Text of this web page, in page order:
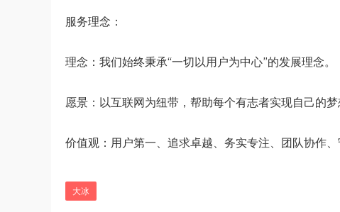
服务理念：
理念：我们始终秉承“一切以用户为中心”的发展理念。
愿景：以互联网为纽带，帮助每个有志者实现自己的
价值观：用户第一、追求卓越、务实专注、团队协作、
大冰